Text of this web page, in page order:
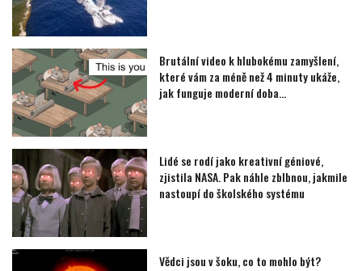
Brutální video k hlubokému zamyšlení,
které vám za méně než 4 minuty ukáže,
jak funguje moderní doba…
Lidé se rodí jako kreativní géniové,
zjistila NASA. Pak náhle zblbnou, jakmile
nastoupí do školského systému
Vědci jsou v šoku, co to mohlo být?